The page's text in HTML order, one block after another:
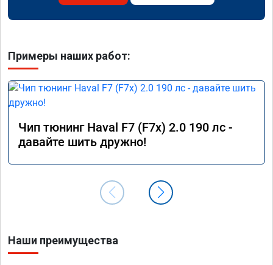
Примеры наших работ:
Чип тюнинг Haval F7 (F7x) 2.0 190 лс -
давайте шить дружно!
Наши преимущества